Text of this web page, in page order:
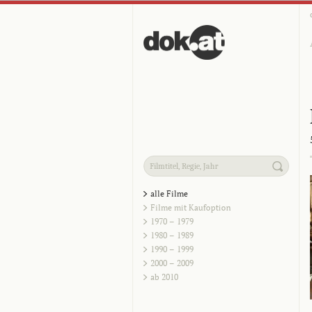
alle Filme
Filme mit Kaufoption
1970 – 1979
1980 – 1989
1990 – 1999
2000 – 2009
ab 2010